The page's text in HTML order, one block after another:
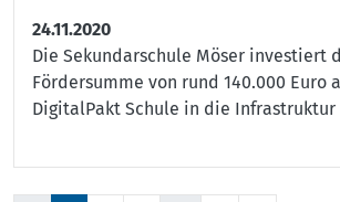
24.11.2020
Die Sekundarschule Möser investiert
Fördersumme von rund 140.000 Euro
DigitalPakt Schule in die Infrastruktur